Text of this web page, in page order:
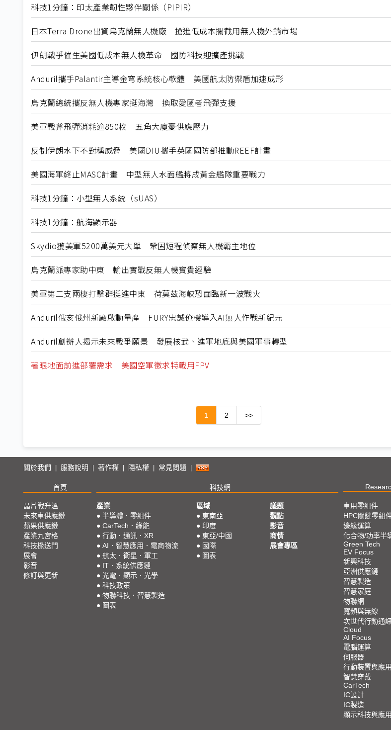
科技1分鐘：印太產業韌性夥伴關係（PIPIR）
日本Terra Drone出資烏克蘭無人機廠 搶進低成本攔截用無人機外銷市場
伊朗戰爭催生美國低成本無人機革命 國防科技迎擴產挑戰
Anduril攜手Palantir主導金穹系統核心軟體 美國航太防禦盾加速成形
烏克蘭總統攜反無人機專家挺海灣 換取愛國者飛彈支援
美軍戰斧飛彈消耗逾850枚 五角大廈憂供應壓力
反制伊朗水下不對稱威脅 美國DIU攜手英國國防部推動REEF計畫
美國海軍終止MASC計畫 中型無人水面艦將成黃金艦隊重要戰力
科技1分鐘：小型無人系統（sUAS）
科技1分鐘：航海顯示器
Skydio獲美軍5200萬美元大單 鞏固短程偵察無人機霸主地位
烏克蘭派專家助中東 輸出實戰反無人機寶貴經驗
美軍第二支兩棲打擊群挺進中東 荷莫茲海峽恐面臨新一波戰火
Anduril俄亥俄州新廠啟動量產 FURY忠誠僚機導入AI無人作戰新紀元
Anduril創辦人揭示未來戰爭願景 發展核武、進軍地底與美國軍事轉型
著眼地面前進部署需求 美國空軍徵求特戰用FPV
1 2 >>
關於我們 服務說明 著作權 隱私權 常見問題
首頁 科技網
晶片戰升溫
未來車供應鏈
蘋果供應鏈
產業九宮格
科技椽送門
展會
影音
修訂與更新
產業
● 半導體．零組件
● CarTech．綠能
● 行動．通訊．XR
● AI．智慧應用．電商物流
● 航太．衛星．軍工
● IT．系統供應鏈
● 光電．顯示．光學
● 科技政策
● 物聯科技．智慧製造
● 圖表
區域
● 東南亞
● 印度
● 東亞/中國
● 國際
● 圖表
議題
觀點
影音
商情
展會專區
車用零組件
HPC關鍵零組
邊緣運算
化合物/功率半
Green Tech
EV Focus
新興科技
亞洲供應鏈
智慧製造
智慧家庭
物聯網
寬頻與無線
次世代行動通訊
Cloud
AI Focus
電腦運算
伺服器
行動裝置與應用
智慧穿戴
CarTech
IC設計
IC製造
顯示科技與應用